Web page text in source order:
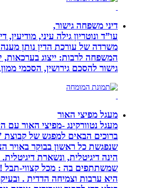
דיני משפחה גישור,
עו”ד ונוטריון גילה עיני, מודיעין,
משרדה של עורכת הדין נותן מענה לכלל
המשפחה לרבות: ייצוג בערכאות,
גישור להסכם גירושין, הסכמי ממון,
מעגל מפיצי האור
מעגל נטוורקינג -מפיצי האור עם היו”ר
ברוכים הבאים למפגש של קבוצת
שנפגשת כל ראשון בבוקר באויר הצח
הינה דיגיטלית, ונשארת דיגיטלית.
שמשתתפים בה : מכל קצווי-תבל !
היא ערבות וצמיחה הדדית . ובעיקר